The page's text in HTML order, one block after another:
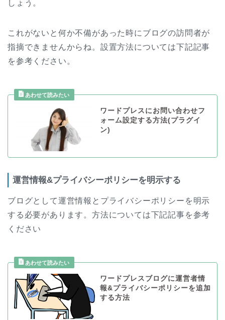
しょう。
これがないと何か不備があった時にブログの訪問者が
指摘できませんからね。設置方法については下記記事
を参考ください。
ワードプレスにお問い合わせフ
ォーム設定する方法(プラグイ
ン)
運営情報&プライバシーポリシーを明示する
ブログとして運営情報とプライバシーポリシーを明示
する必要があります。方法については下記記事を参考
ください
ワードプレスブログに運営者情
報&プライバシーポリシーを追加
する方法